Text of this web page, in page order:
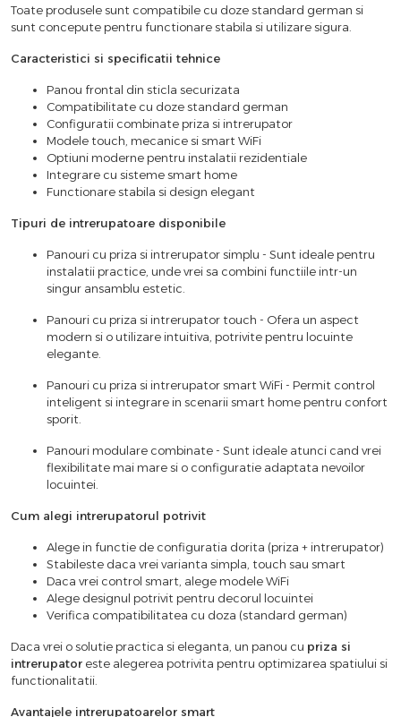
Toate produsele sunt compatibile cu doze standard german si
sunt concepute pentru functionare stabila si utilizare sigura.
Caracteristici si specificatii tehnice
Panou frontal din sticla securizata
Compatibilitate cu doze standard german
Configuratii combinate priza si intrerupator
Modele touch, mecanice si smart WiFi
Optiuni moderne pentru instalatii rezidentiale
Integrare cu sisteme smart home
Functionare stabila si design elegant
Tipuri de intrerupatoare disponibile
Panouri cu priza si intrerupator simplu - Sunt ideale pentru
instalatii practice, unde vrei sa combini functiile intr-un
singur ansamblu estetic.
Panouri cu priza si intrerupator touch - Ofera un aspect
modern si o utilizare intuitiva, potrivite pentru locuinte
elegante.
Panouri cu priza si intrerupator smart WiFi - Permit control
inteligent si integrare in scenarii smart home pentru confort
sporit.
Panouri modulare combinate - Sunt ideale atunci cand vrei
flexibilitate mai mare si o configuratie adaptata nevoilor
locuintei.
Cum alegi intrerupatorul potrivit
Alege in functie de configuratia dorita (priza + intrerupator)
Stabileste daca vrei varianta simpla, touch sau smart
Daca vrei control smart, alege modele WiFi
Alege designul potrivit pentru decorul locuintei
Verifica compatibilitatea cu doza (standard german)
Daca vrei o solutie practica si eleganta, un panou cu priza si
intrerupator este alegerea potrivita pentru optimizarea spatiului si
functionalitatii.
Avantajele intrerupatoarelor smart